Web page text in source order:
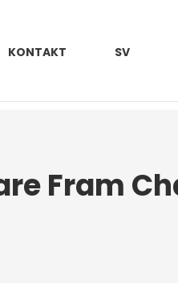
KONTAKT SV